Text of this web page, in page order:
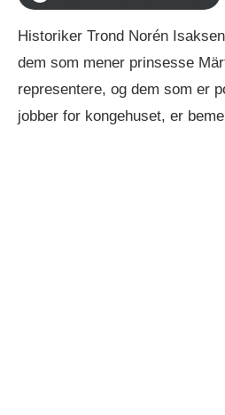
Historiker Trond Norén
dem som mener prinsesse
representere, og dem som er
jobber for kongehuset, er